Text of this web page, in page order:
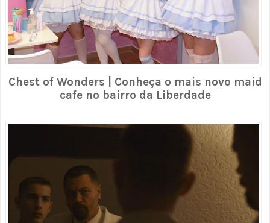
Chest of Wonders | Conheça o mais novo maid
cafe no bairro da Liberdade